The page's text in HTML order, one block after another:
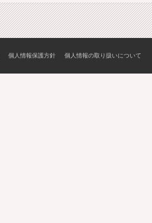
個人情報保護方針 個人情報の取り扱いについて